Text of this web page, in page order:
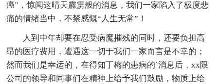
癌”，惊闻这晴天霹雳般的消息，我们一家陷入了极度悲
痛的情绪当中，不禁感慨“人生无常”！
人到中年却要在忍受病魔摧残的同时，还要负担高
昂的医疗费用，遭遇这一切于我们一家而言是不幸的；
然而我们是幸运的，在得知丁梅的患病的`消息后，xx限
公司的领导和同事们在精神上给予我们鼓励，物质上给